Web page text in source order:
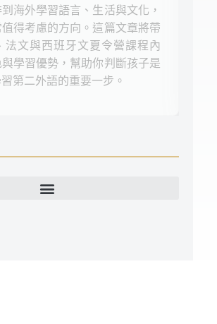
海外學習語言、生活與文化，
得考慮的方向。這篇文章將帶
法文與西班牙文夏令營課程內
學習優勢，幫助你判斷孩子是
第二外語的重要一步。